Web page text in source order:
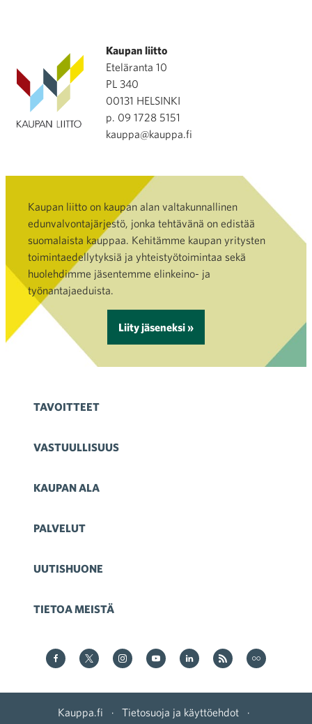
Kaupan liitto
Eteläranta 10
PL 340
00131 HELSINKI
p. 09 1728 5151
kauppa@kauppa.fi
Kaupan liitto on kaupan alan valtakunnallinen
edunvalvontajärjestö, jonka tehtävänä on edistää
suomalaista kauppaa. Kehitämme kaupan yritysten
toimintaedellytyksiä ja yhteistyötoimintaa sekä
huolehdimme jäsentemme elinkeino- ja
työnantajaeduista.
Liity jäseneksi »
TAVOITTEET
VASTUULLISUUS
KAUPAN ALA
PALVELUT
UUTISHUONE
TIETOA MEISTÄ
Kauppa Facebookissa
Kauppa Twitterissä
Kauppa on Instagram
Kauppa YouTubesssa
Kauppa LinkedInissä
Kauppa on RSS
Kauppa.fi · Tietosuoja ja käyttöehdot
·